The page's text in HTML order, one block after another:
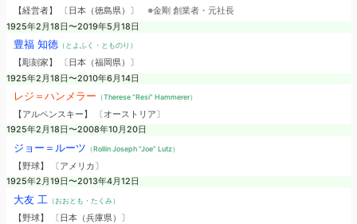
【経営者】 〔日本（徳島県）〕 ※金剛 創業者・元社長
1925年2月18日〜2019年5月18日
豊福 知徳（とよふく・とものり）
【彫刻家】 〔日本（福岡県）〕
1925年2月18日〜2010年6月14日
レジ＝ハンメラー （Therese “Resi” Hammerer）
【アルペンスキー】 〔オーストリア〕
1925年2月18日〜2008年10月20日
ジョー＝ルーツ （Rollin Joseph “Joe” Lutz）
【野球】 〔アメリカ〕
1925年2月19日〜2013年4月12日
大友 工 （おおとも・たくみ）
【野球】 〔日本（兵庫県）〕